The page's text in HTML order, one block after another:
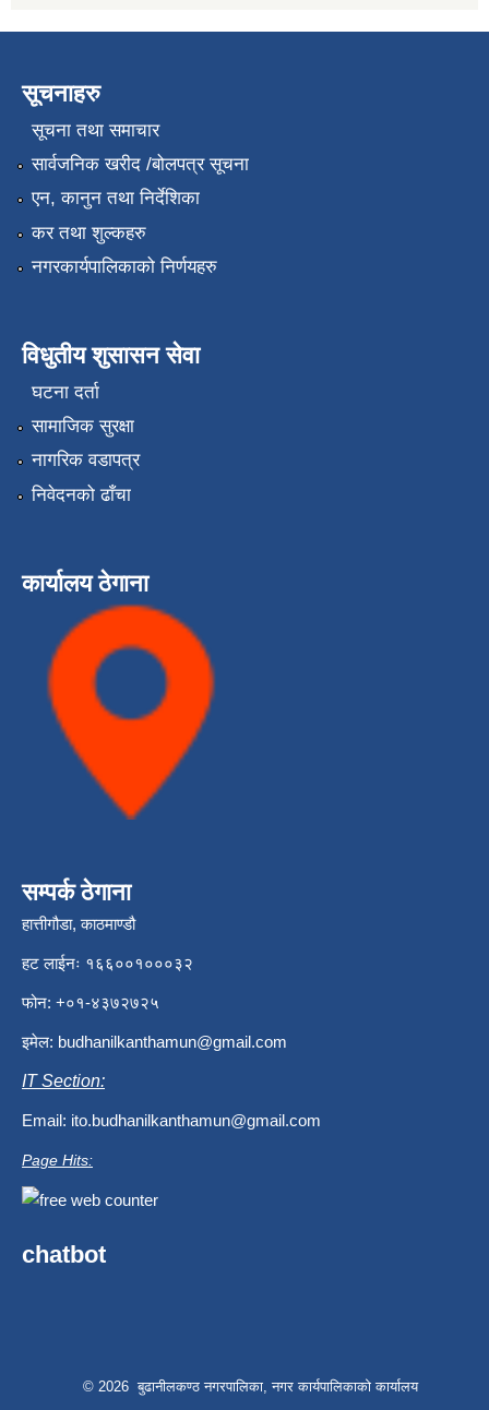
सूचनाहरु
सूचना तथा समाचार
सार्वजनिक खरीद /बोलपत्र सूचना
एन, कानुन तथा निर्देशिका
कर तथा शुल्कहरु
नगरकार्यपालिकाको निर्णयहरु
विधुतीय शुसासन सेवा
घटना दर्ता
सामाजिक सुरक्षा
नागरिक वडापत्र
निवेदनको ढाँचा
कार्यालय ठेगाना
सम्पर्क ठेगाना
हात्तीगौडा, काठमाण्डौ
हट लाईनः १६६००१०००३२
फोन: +०१-४३७२७२५
इमेल: budhanilkanthamun@gmail.com
IT Section:
Email: ito.budhanilkanthamun@gmail.com
Page Hits:
chatbot
© 2026 बुढानीलकण्ठ नगरपालिका, नगर कार्यपालिकाको कार्यालय